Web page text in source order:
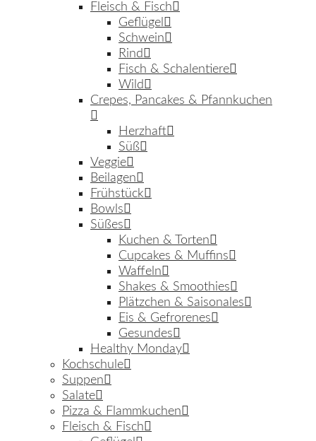
Fleisch & Fisch
Geflügel
Schwein
Rind
Fisch & Schalentiere
Wild
Crepes, Pancakes & Pfannkuchen
Herzhaft
Süß
Veggie
Beilagen
Frühstück
Bowls
Süßes
Kuchen & Torten
Cupcakes & Muffins
Waffeln
Shakes & Smoothies
Plätzchen & Saisonales
Eis & Gefrorenes
Gesundes
Healthy Monday
Kochschule
Suppen
Salate
Pizza & Flammkuchen
Fleisch & Fisch